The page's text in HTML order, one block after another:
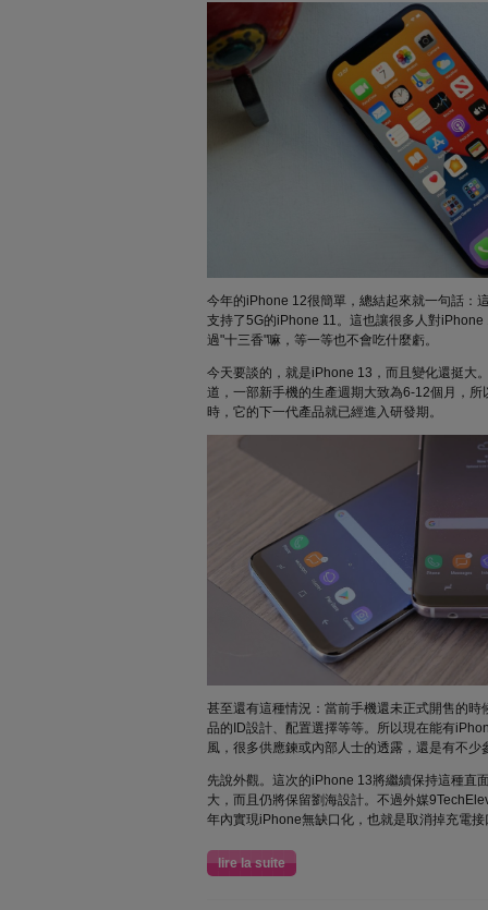
今年的iPhone 12很簡單，總結起來就一句話：
支持了5G的iPhone 11。這也讓很多人對
過"十三香"嘛，等一等也不會吃什麼虧。
今天要談的，就是iPhone 13，而且變化還挺大
道，一部新手機的生產週期大致為6-12個月，
時，它的下一代產品就已經進入研發期。
甚至還有這種情況：當前手機還未正式開售的
品的ID設計、配置選擇等等。所以現在能有
風，很多供應鍊或內部人士的透露，還是有不少
先說外觀。這次的iPhone 13將繼續保持這種直
大，而且仍將保留劉海設計。不過外媒
年內實現iPhone無缺口化，也就是取消掉充電
lire la suite